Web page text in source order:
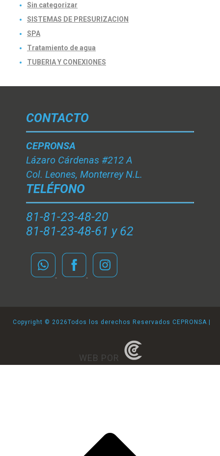
Sin categorizar
SISTEMAS DE PRESURIZACION
SPA
Tratamiento de agua
TUBERIA Y CONEXIONES
CONTACTO
CEPRONSA
Lázaro Cárdenas #212 A
Col. Leones, Monterrey N.L.
TELÉFONO
81-81-23-48-20
81-81-23-48-61 y 62
Copyright © 2026Todos los derechos Reservados CEPRONSA |
WEB POR